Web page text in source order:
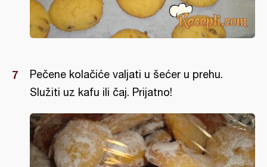
Pečene kolačiće valjati u šećer u prehu.
Služiti uz kafu ili čaj. Prijatno!